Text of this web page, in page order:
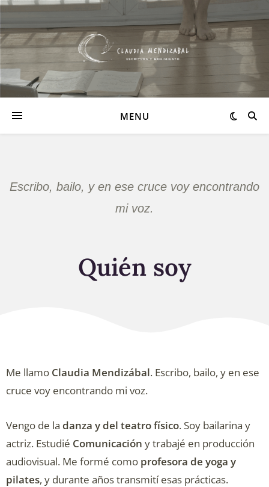
MENU
Escribo, bailo, y en ese cruce voy encontrando
mi voz.
Quién soy
Me llamo Claudia Mendizábal. Escribo, bailo, y en ese
cruce voy encontrando mi voz.
Vengo de la danza y del teatro físico. Soy bailarina y
actriz. Estudié Comunicación y trabajé en producción
audiovisual. Me formé como profesora de yoga y
pilates, y durante años transmití esas prácticas.